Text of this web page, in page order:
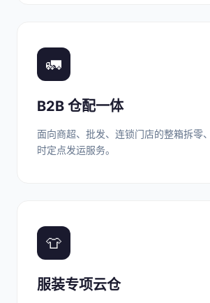
🚛
B2B 仓配一体
面向商超、批发、连锁门店的整箱拆零
时定点发运服务。
👕
服装专项云仓